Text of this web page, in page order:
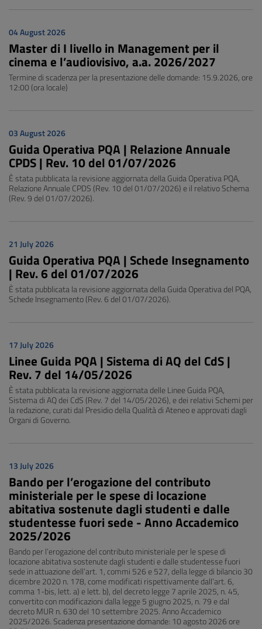
04 August 2026
Master di I livello in Management per il
cinema e l’audiovisivo, a.a. 2026/2027
Termine di scadenza per la presentazione delle domande: 15.9.2026, ore
12:00 (ora locale)
03 August 2026
Guida Operativa PQA | Relazione Annuale
CPDS | Rev. 10 del 01/07/2026
È stata pubblicata la revisione aggiornata della Guida Operativa PQA,
Relazione Annuale CPDS (Rev. 10 del 01/07/2026) e il relativo Schema
(Rev. 9 del 01/07/2026).
21 July 2026
Guida Operativa PQA | Schede Insegnamento
| Rev. 6 del 01/07/2026
È stata pubblicata la revisione aggiornata della Guida Operativa del PQA,
Schede Insegnamento (Rev. 6 del 01/07/2026).
17 July 2026
Linee Guida PQA | Sistema di AQ del CdS |
Rev. 7 del 14/05/2026
È stata pubblicata la revisione aggiornata delle Linee Guida PQA,
Sistema di AQ dei CdS (Rev. 7 del 14/05/2026), e dei relativi Schemi per
la redazione, curati dal Presidio della Qualità di Ateneo e approvati dagli
Organi di Governo.
13 July 2026
Bando per l’erogazione del contributo
ministeriale per le spese di locazione
abitativa sostenute dagli studenti e dalle
studentesse fuori sede - Anno Accademico
2025/2026
Bando per l’erogazione del contributo ministeriale per le spese di
locazione abitativa sostenute dagli studenti e dalle studentesse fuori
sede in attuazione dell’art. 1, commi 526 e 527, della legge di bilancio 30
dicembre 2020 n. 178, come modificati rispettivamente dall’art. 6,
comma 1-bis, lett. a) e lett. b), del decreto legge 7 aprile 2025, n. 45,
convertito con modificazioni dalla legge 5 giugno 2025, n. 79 e dal
decreto MUR n. 630 del 10 settembre 2025. Anno Accademico
2025/2026. Scadenza presentazione domande: 10 agosto 2026 ore